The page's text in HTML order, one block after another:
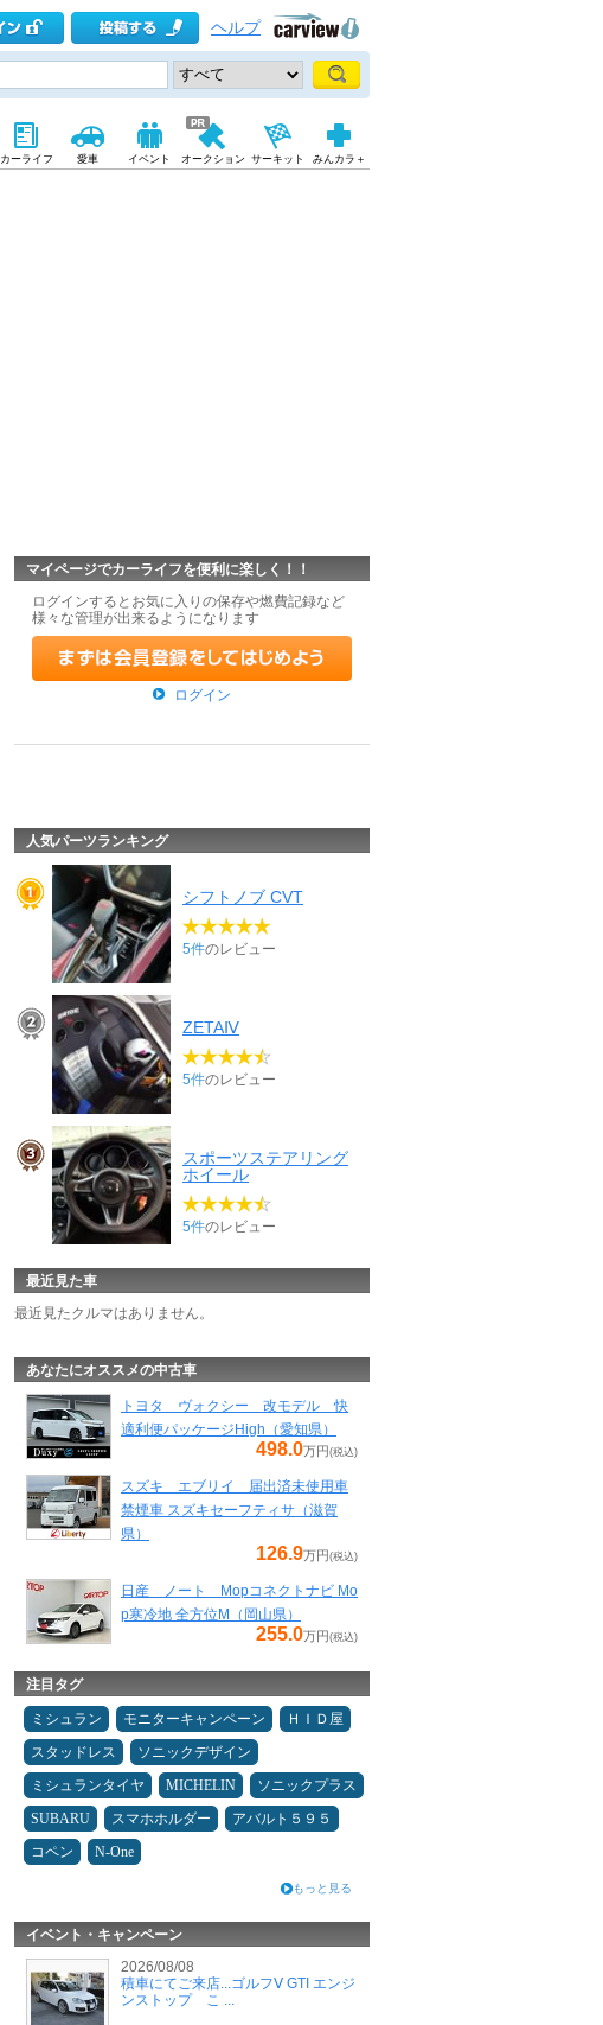
ヘルプ
カーライフ 愛車 イベント オークション サーキット みんカラ＋
マイページでカーライフを便利に楽しく！！
ログインするとお気に入りの保存や燃費記録など
様々な管理が出来るようになります
ログイン
人気パーツランキング
シフトノブ CVT
5件のレビュー
ZETAⅣ
5件のレビュー
スポーツステアリング
ホイール
5件のレビュー
最近見た車
最近見たクルマはありません。
あなたにオススメの中古車
トヨタ ヴォクシー 改モデル 快
適利便パッケージHigh（愛知県）
498.0万円(税込)
スズキ エブリイ 届出済未使用車
禁煙車 スズキセーフティサ（滋賀
県）
126.9万円(税込)
日産 ノート Mopコネクトナビ Mo
p寒冷地 全方位M（岡山県）
255.0万円(税込)
注目タグ
ミシュラン モニターキャンペーン
ＨＩＤ屋
スタッドレス
ソニックデザイン
ミシュランタイヤ
MICHELIN
ソニックプラス
SUBARU
スマホホルダー
アバルト５９５
コペン
N-One
もっと見る
イベント・キャンペーン
2026/08/08
積車にてご来店...ゴルフⅤ GTI エンジ
ンストップ こ ...